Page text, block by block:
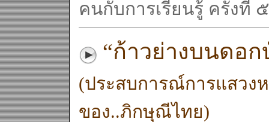
คนกับการเรียนรู้ ครั้งที่ ๕
“ก้าวย่างบนดอ
(ประสบการณ์การแสวง
ของ..ภิกษุณีไทย)